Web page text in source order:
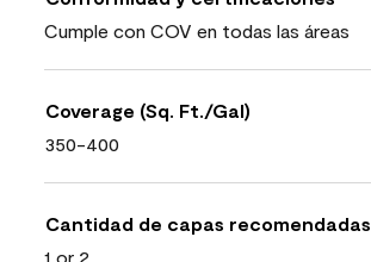
Cumple con COV en todas las áreas
Coverage (Sq. Ft./Gal)
350-400
Cantidad de capas recomendadas
1 or 2